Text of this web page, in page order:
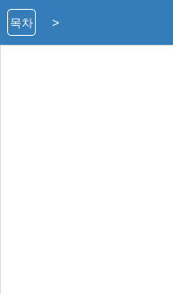
>
목차